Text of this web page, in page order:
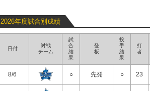
2026年度試合別成績
日付
対戦
チーム
試
合
結
果
登
板
投
手
結
果
打
者
8/6 ○ 先発 ○ 23